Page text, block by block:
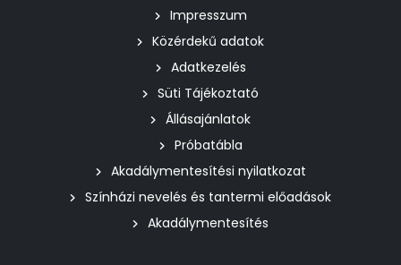
Impresszum
Közérdekű adatok
Adatkezelés
Süti Tájékoztató
Állásajánlatok
Próbatábla
Akadálymentesítési nyilatkozat
Színházi nevelés és tantermi előadások
Akadálymentesítés